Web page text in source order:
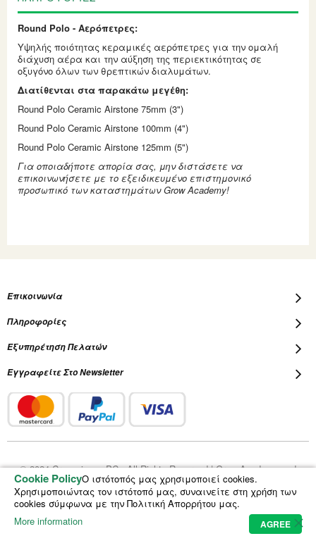
Cookie PolicyΟ ιστότοπός μας χρησιμοποιεί cookies.
Χρησιμοποιώντας τον ιστότοπό μας, συναινείτε στη χρήση των
cookies σύμφωνα με την Πολιτική Απορρήτου μας.
More information
AGREE
Round Polo - Αερόπετρες:
Υψηλής ποιότητας κεραμικές αερόπετρες για την ομαλή
διάχυση αέρα και την αύξηση της περιεκτικότητας σε
οξυγόνο όλων των θρεπτικών διαλυμάτων.
Διατίθενται στα παρακάτω μεγέθη:
Round Polo Ceramic Airstone 75mm (3")
Round Polo Ceramic Airstone 100mm (4")
Round Polo Ceramic Airstone 125mm (5")
Για οποιαδήποτε απορία σας, μην διστάσετε να
επικοινωνήσετε με το εξειδικευμένο επιστημονικό
προσωπικό των καταστημάτων Grow Academy!
Επικοινωνία
Πληροφορίες
Εξυπηρέτηση Πελατών
Εγγραφείτε Στο Newsletter
© 2024 Cropscience PC - All Rights Reserved | Grow Academy and
Plantalot are registered trademarks of Cropscience PC